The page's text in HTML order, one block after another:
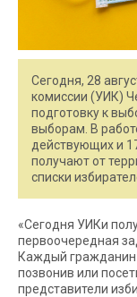
Сегодня, 28
комиссии (УИК)
подготовку к
выборам. В
действующих и
получают от
списки
«Сегодня УИКи
первоочередная
Каждый гражданин
позвонив или
представители